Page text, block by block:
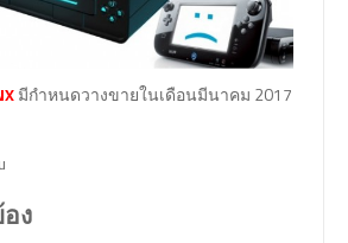
มีกำหนดวางขายในเดือนมีนาคม 2017
อง